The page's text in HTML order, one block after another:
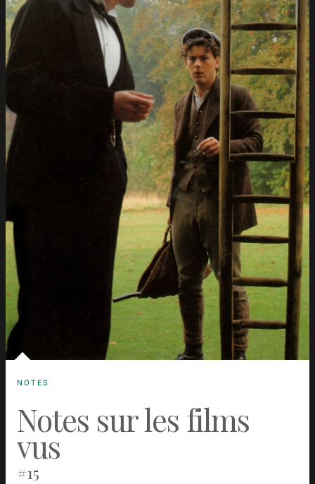
NOTES
Notes sur les films
vus
#15